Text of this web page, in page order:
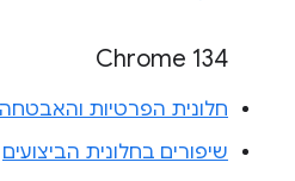
Chrome 134
חלונית הפרטיות והאבטחה
שיפורים בחלונית הביצועים